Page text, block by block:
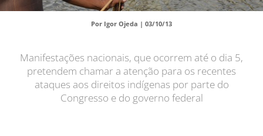
Por Igor Ojeda | 03/10/13
Manifestações nacionais, que ocorrem até o dia 5,
pretendem chamar a atenção para os recentes
ataques aos direitos indígenas por parte do
Congresso e do governo federal